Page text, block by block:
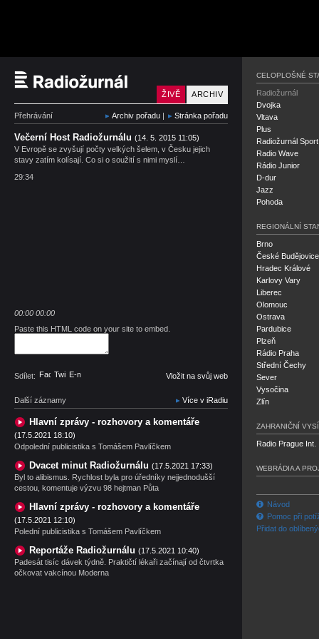
Český rozhlas
ARCHIV
ŽIVĚ
Přehrávání Archiv pořadu | Stránka pořadu
Večerní Host Radiožurnálu (14. 5. 2015 11:05)
V Evropě se zvyšují počty velkých šelem, v Česku jejich
stavy zatím kolísají. Co si o soužití s nimi myslí…
29:34
00:00 00:00
Paste this HTML code on your site to embed.
Sdílet: Facebook
TwitterE-mail Vložit na svůj web
Další záznamy Více v iRadiu
Hlavní zprávy - rozhovory a komentáře
(17.5.2021 18:10)
Odpolední publicistika s Tomášem Pavlíčkem
Dvacet minut Radiožurnálu (17.5.2021 17:33)
Byl to alibismus. Rychlost byla pro úředníky nejjednodušší
cestou, komentuje výzvu 98 hejtman Půta
Hlavní zprávy - rozhovory a komentáře
(17.5.2021 12:10)
Polední publicistika s Tomášem Pavlíčkem
Reportáže Radiožurnálu (17.5.2021 10:40)
Padesát tisíc dávek týdně. Praktičtí lékaři začínají od čtvrtka
očkovat vakcínou Moderna
CELOPLOŠNÉ
Radiožurnál
Dvojka
Vltava
Plus
Radiožurnál Sport
Radio Wave
Rádio Junior
D-dur
Jazz
Pohoda
REGIONÁLNÍ
Brno
České Budějovice
Hradec Králové
Karlovy Vary
Liberec
Olomouc
Ostrava
Pardubice
Plzeň
Rádio Praha
Střední Čechy
Sever
Vysočina
Zlín
ZAHRANIČNÍ
Radio Prague Int.
WEBRÁDIA A
Návod
Pomoc při
Přidat do